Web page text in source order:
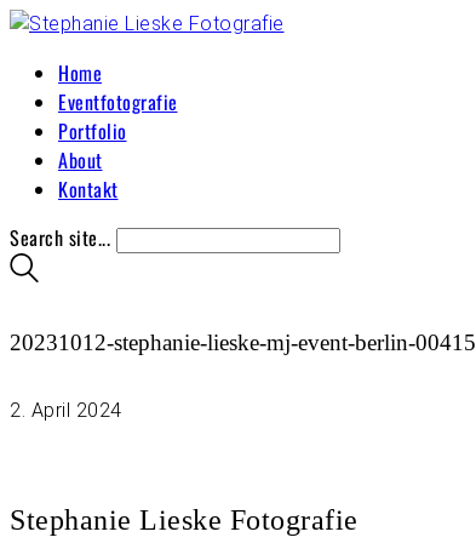
Home
Eventfotografie
Portfolio
About
Kontakt
Search site...
20231012-stephanie-lieske-mj-event-berlin-00415
2. April 2024
Stephanie Lieske Fotografie